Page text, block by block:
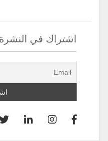
اشتراك في النشرة